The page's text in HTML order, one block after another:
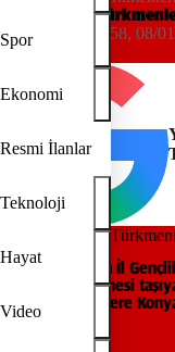
Spor
Ekonomi
Resmi İlanlar
Teknoloji
Hayat
Video
Bayırbucak
Yeni Şafak
23:58, 08/
AA
AK Parti Konya İl
yardım malzemesi
ulaştırılmak üzere